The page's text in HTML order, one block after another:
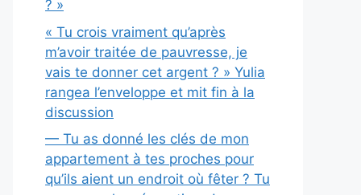
? »
« Tu crois vraiment qu’après
m’avoir traitée de pauvresse, je
vais te donner cet argent ? » Yulia
rangea l’enveloppe et mit fin à la
discussion
— Tu as donné les clés de mon
appartement à tes proches pour
qu’ils aient un endroit où fêter ? Tu